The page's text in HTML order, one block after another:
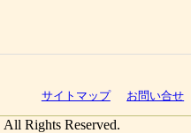
サイトマップ お問い合せ
All Rights Reserved.